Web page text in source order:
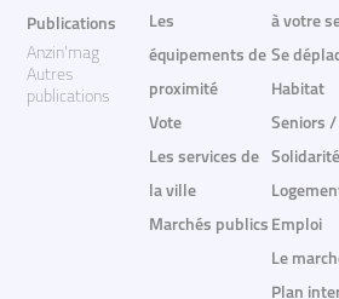
Publications
Anzin'mag
Autres
publications
Les
équipements de
proximité
Vote
Les services de
la ville
Marchés publics
à votre
Se
Habitat
Seniors /
Emploi
Le
Plan